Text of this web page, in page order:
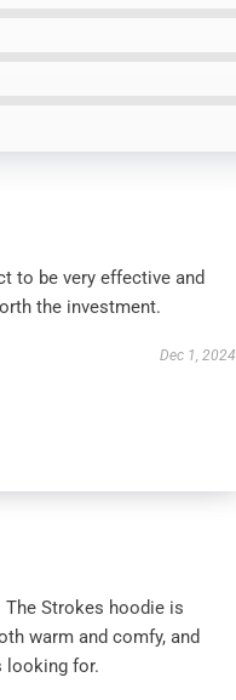
to be very effective and
the investment.
Dec 1, 2024
Strokes hoodie is
warm and comfy, and
looking for.